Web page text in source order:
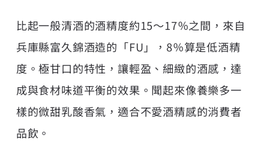
比起一般清酒的酒精度約15～17％之間，來自
兵庫縣富久錦酒造的「FU」，8％算是低酒精
度。極甘口的特性，讓輕盈、細緻的酒感，達
成與食材味道平衡的效果。聞起來像養樂多一
樣的微甜乳酸香氣，適合不愛酒精感的消費者
品飲。